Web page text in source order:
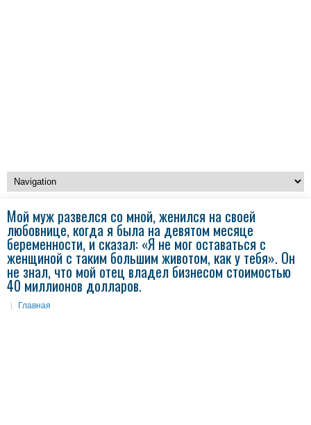
Мой муж развелся со мной, женился на своей
любовнице, когда я была на девятом месяце
беременности, и сказал: «Я не мог оставаться с
женщиной с таким большим животом, как у тебя». Он
не знал, что мой отец владел бизнесом стоимостью
40 миллионов долларов.
Главная